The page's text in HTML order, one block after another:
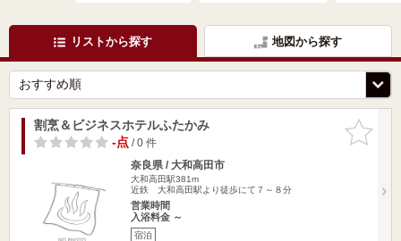
リストから探す 地図から探す
お気に入
りに追加
割烹＆ビジネスホテルふたかみ
-点/ 0 件
奈良県 / 大和高田市
大和高田駅381m
近鉄 大和高田駅より徒歩にて７～８分
営業時間
入浴料金 ～
宿泊